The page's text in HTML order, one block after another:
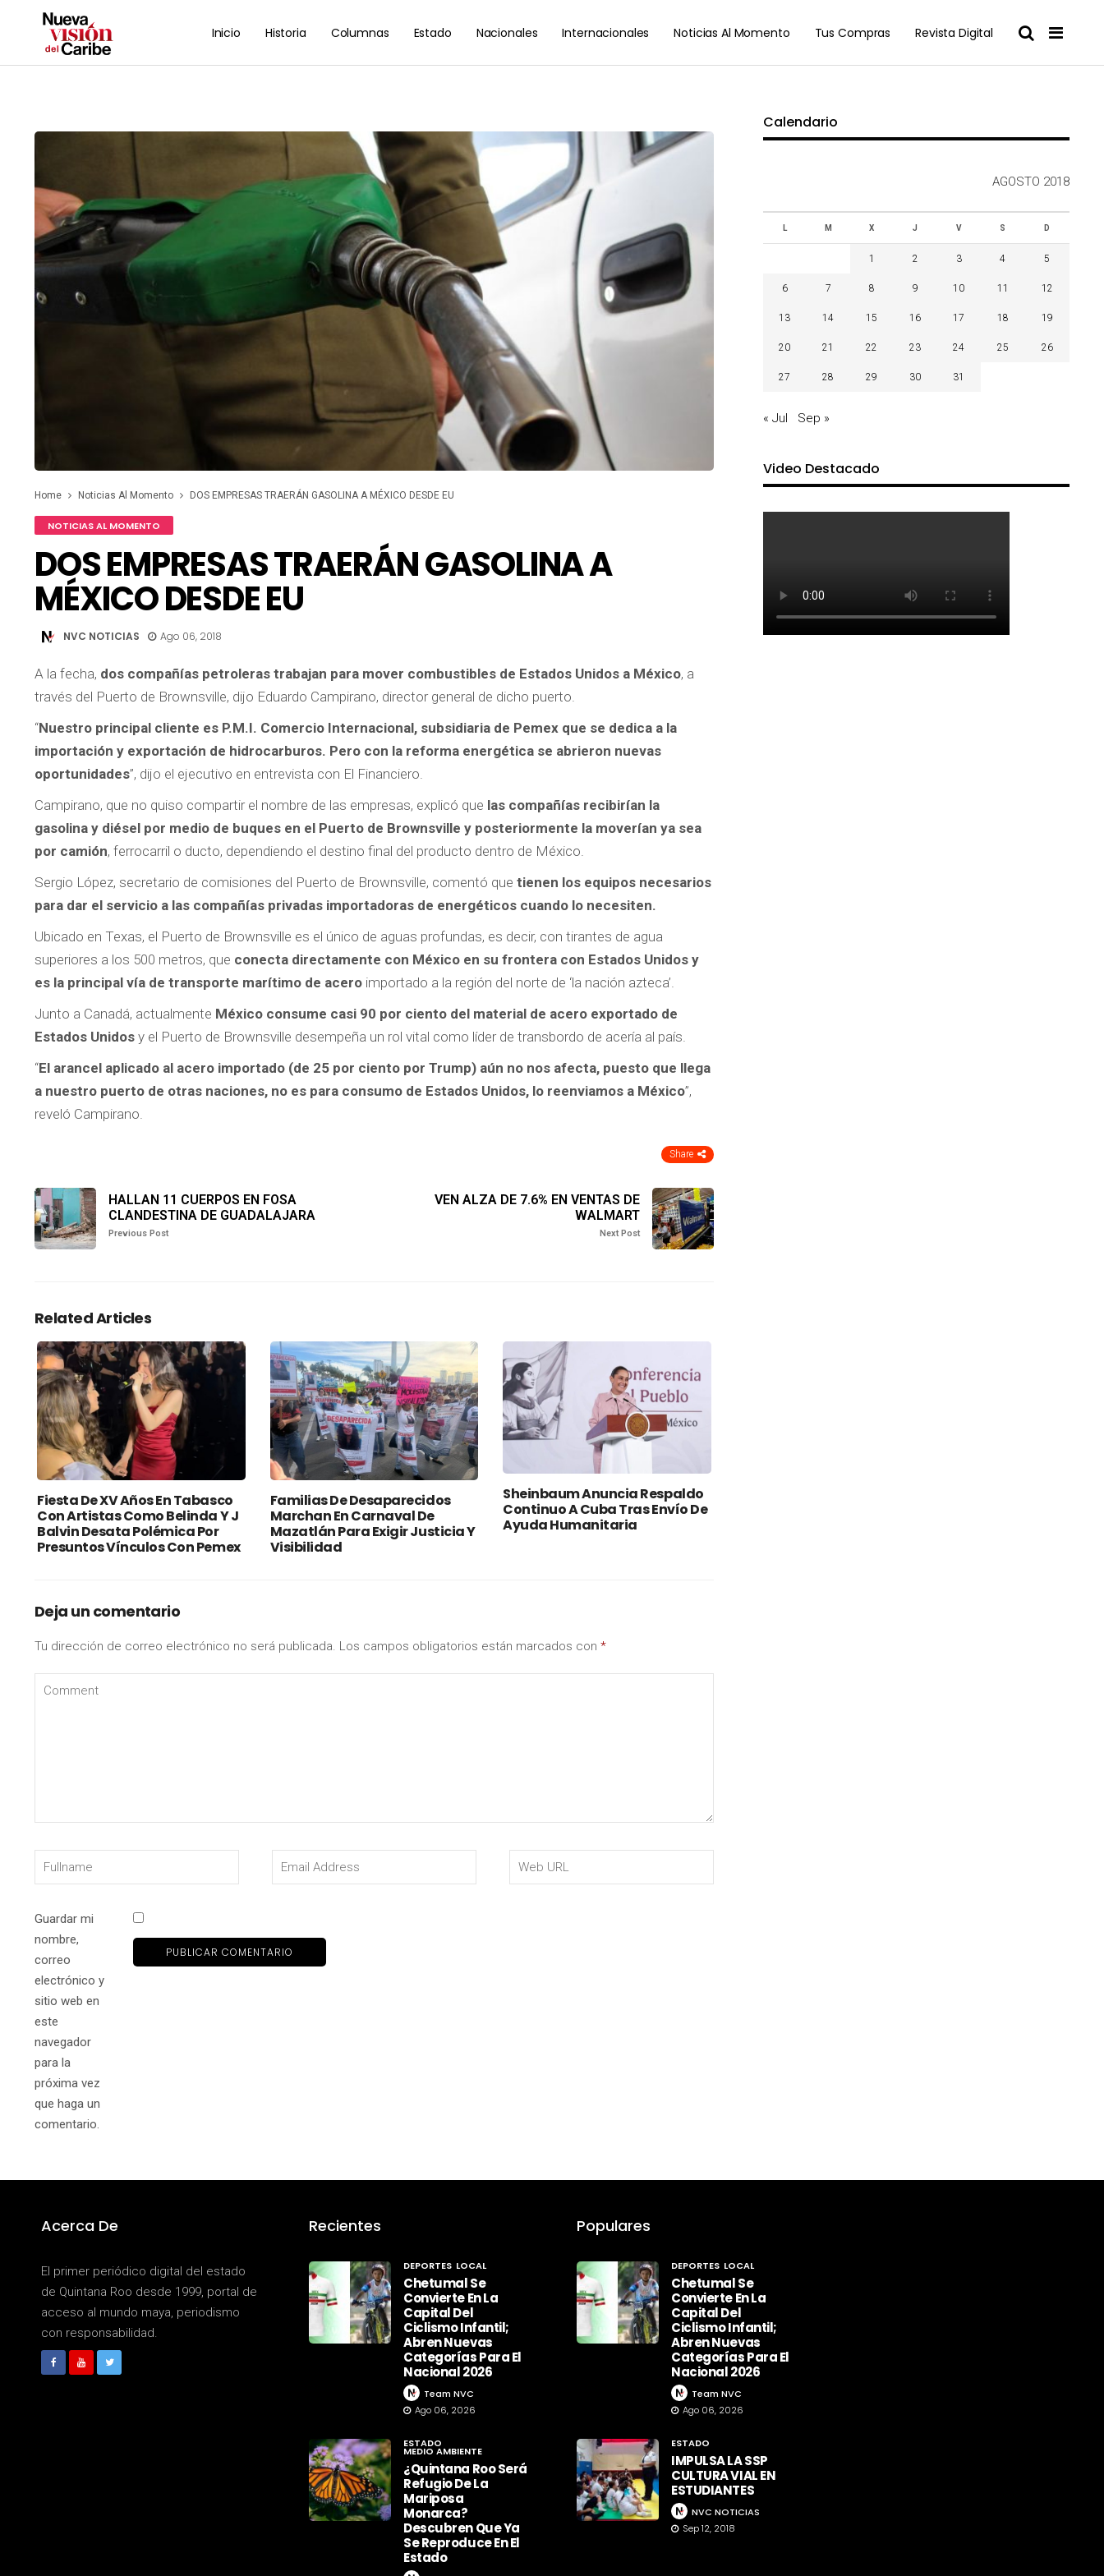
Inicio Historia Columnas Estado Nacionales Internacionales Noticias Al Momento Tus Compras Revista Digital
Home Noticias Al Momento DOS EMPRESAS TRAERÁN GASOLINA A MÉXICO DESDE EU
NOTICIAS AL MOMENTO
DOS EMPRESAS TRAERÁN GASOLINA A
MÉXICO DESDE EU
NVC NOTICIAS Ago 06, 2018
A la fecha, dos compañías petroleras trabajan para mover combustibles de Estados Unidos a México, a
través del Puerto de Brownsville, dijo Eduardo Campirano, director general de dicho puerto.
“Nuestro principal cliente es P.M.I. Comercio Internacional, subsidiaria de Pemex que se dedica a la
importación y exportación de hidrocarburos. Pero con la reforma energética se abrieron nuevas
oportunidades”, dijo el ejecutivo en entrevista con El Financiero.
Campirano, que no quiso compartir el nombre de las empresas, explicó que las compañías recibirían la
gasolina y diésel por medio de buques en el Puerto de Brownsville y posteriormente la moverían ya sea
por camión, ferrocarril o ducto, dependiendo el destino final del producto dentro de México.
Sergio López, secretario de comisiones del Puerto de Brownsville, comentó que tienen los equipos necesarios
para dar el servicio a las compañías privadas importadoras de energéticos cuando lo necesiten.
Ubicado en Texas, el Puerto de Brownsville es el único de aguas profundas, es decir, con tirantes de agua
superiores a los 500 metros, que conecta directamente con México en su frontera con Estados Unidos y
es la principal vía de transporte marítimo de acero importado a la región del norte de ‘la nación azteca’.
Junto a Canadá, actualmente México consume casi 90 por ciento del material de acero exportado de
Estados Unidos y el Puerto de Brownsville desempeña un rol vital como líder de transbordo de acería al país.
“El arancel aplicado al acero importado (de 25 por ciento por Trump) aún no nos afecta, puesto que llega
a nuestro puerto de otras naciones, no es para consumo de Estados Unidos, lo reenviamos a México”,
reveló Campirano.
Share
HALLAN 11 CUERPOS EN FOSA
CLANDESTINA DE GUADALAJARA
Previous Post
VEN ALZA DE 7.6% EN VENTAS DE
WALMART
Next Post
Related Articles
Fiesta De XV Años En Tabasco
Con Artistas Como Belinda Y J
Balvin Desata Polémica Por
Presuntos Vínculos Con Pemex
Familias De Desaparecidos
Marchan En Carnaval De
Mazatlán Para Exigir Justicia Y
Visibilidad
Sheinbaum Anuncia Respaldo
Continuo A Cuba Tras Envío De
Ayuda Humanitaria
Deja un comentario
Tu dirección de correo electrónico no será publicada. Los campos obligatorios están marcados con *
Guardar mi
nombre,
correo
electrónico y
sitio web en
este
navegador
para la
próxima vez
que haga un
comentario.
Calendario
AGOSTO 2018
L M X J V S D
1 2 3 4 5
6 7 8 9 10 11 12
13 14 15 16 17 18 19
20 21 22 23 24 25 26
27 28 29 30 31
« Jul Sep »
Video Destacado
Acerca De
El primer periódico digital del estado
de Quintana Roo desde 1999, portal de
acceso al mundo maya, periodismo
con responsabilidad.
Recientes
DEPORTES LOCAL
Chetumal Se
Convierte En La
Capital Del
Ciclismo Infantil;
Abren Nuevas
Categorías Para El
Nacional 2026
Team NVC
Ago 06, 2026
ESTADO
MEDIO AMBIENTE
¿Quintana Roo Será
Refugio De La
Mariposa
Monarca?
Descubren Que Ya
Se Reproduce En El
Estado
Populares
DEPORTES LOCAL
Chetumal Se
Convierte En La
Capital Del
Ciclismo Infantil;
Abren Nuevas
Categorías Para El
Nacional 2026
Team NVC
Ago 06, 2026
ESTADO
IMPULSA LA SSP
CULTURA VIAL EN
ESTUDIANTES
NVC NOTICIAS
Sep 12, 2018